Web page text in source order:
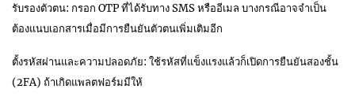
รับรองตัวตน: กรอก OTP ที่ได้รับทาง SMS หรืออีเมล บางกรณีอาจจำเป็น
ต้องแนบเอกสารเมื่อมีการยืนยันตัวตนเพิ่มเติมอีก
ตั้งรหัสผ่านและความปลอดภัย: ใช้รหัสที่แข็งแรงแล้วก็เปิดการยืนยันสองชั้น
(2FA) ถ้าเกิดแพลตฟอร์มมีให้